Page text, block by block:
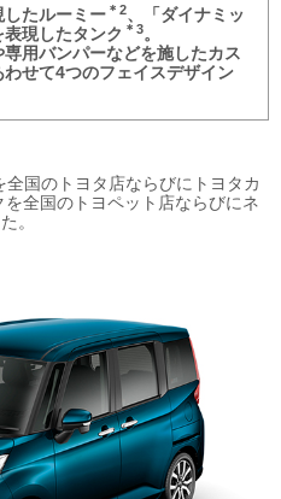
したルーミー ＊2、「ダイナミッ
現したタンク ＊3。
用バンパーなどを施したカス
せて4つのフェイスデザイン
国のトヨタ店ならびにトヨタカ
全国のトヨペット店ならびにネ
。